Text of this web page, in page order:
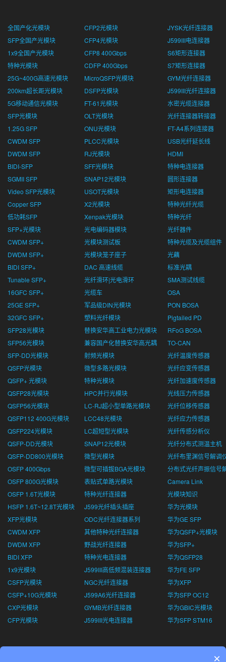
全国产化光模块 CFP2光模块
JYSK光纤连接器
SFP全国产光模块
CFP4光模块
J599III电连接器
1x9全国产光模块
CFP8 400Gbps
S6矩形连接器
特种光模块
CDFP 400Gbps
S7矩形连接器
25G~400G高速光模块
MicroQSFP光模块
GYM光纤连接器
200km超长距光模块
DSFP光模块
J599III光纤连接器
5G移动通信光模块
FT-61光模块
水密光缆连接器
SFP光模块
OLT光模块
光纤连接器转接器
1.25G SFP
ONU光模块
FT-A4系列连接器
CWDM SFP
PLCC光模块
USB光纤延长线
DWDM SFP
RJ光模块
HDMI
BIDI-SFP
SFF光模块
特种电连接器
SGMII SFP
SNAP12光模块
圆形连接器
Video SFP光模块
USOT光模块
矩形电连接器
Copper SFP
X2光模块
特种光纤光缆
低功耗SFP
Xenpak光模块
特种光纤
SFP+光模块
光电编码器模块
光纤器件
CWDM SFP+
光模块测试板
特种光缆及光缆组件
DWDM SFP+
光模块笼子座子
光藕
BIDI SFP+
DAC 高速线缆
标准光耦
Tunable SFP+
光纤滑环|光电滑环
SMA测试线缆
16GFC SFP+
光缆车
OSA
25GE SFP+
军品级DIN光模块
PON BOSA
32GFC SFP+
塑料光纤模块
Pigtailed PD
SFP28光模块
替换安华高工业电力光模块
RFoG BOSA
SFP56光模块
兼容国产化替换安华高光耦
TO-CAN
SFP-DD光模块
射频光模块
光纤温度传感器
QSFP光模块
微型多路光模块
光纤应变传感器
QSFP+ 光模块
特种光模块
光纤加速度传感器
QSFP28光模块
HPC并行光模块
光线压力传感器
QSFP56光模块
LC-RJ超小型单路光模块
光纤位移传感器
QSFP112 400G光模块
LCC48光模块
光纤应力传感器
QSFP224光模块
LC超短型光模块
光纤传感分析仪
QSFP-DD光模块
SNAP12光模块
光纤分布式测温主机
QSFP-DD800光模块
微型光模块
光纤布里渊信号解调
OSFP 400Gbps
微型可插拔BGA光模块
分布式光纤声振信号
OSFP 800G光模块
表贴式单路光模块
Camera Link
OSFP 1.6T光模块
特种光纤连接器
光模块知识
HSFP 1.6T~12.8T光模块
J599光纤插头插座
华为光模块
XFP光模块
ODC光纤连接器系列
华为GE SFP
CWDM XFP
其他特种光纤连接器
华为QSFP+光模块
DWDM XFP
野战光纤连接器
华为SFP+
BIDI XFP
特种光电连接器
华为QSFP28
1x9光模块
J599III高低频混装连接器
华为FE SFP
CSFP光模块
NGC光纤连接器
华为XFP
CSFP+10G光模块
J599A6光纤连接器
华为SFP OC12
CXP光模块
GYMB光纤连接器
华为GBIC光模块
CFP光模块
J599III光电连接器 华为SFP STM16
×